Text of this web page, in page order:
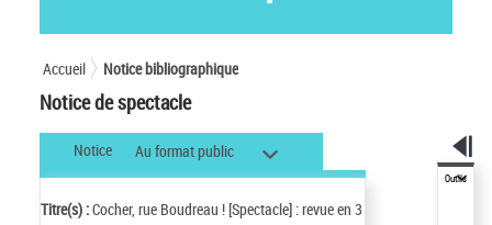
Accueil Notice bibliographique
Notice de spectacle
Notice Au format public
Titre(s) :Cocher, rue Boudreau ! [Spectacle] : revue en 3
Outils